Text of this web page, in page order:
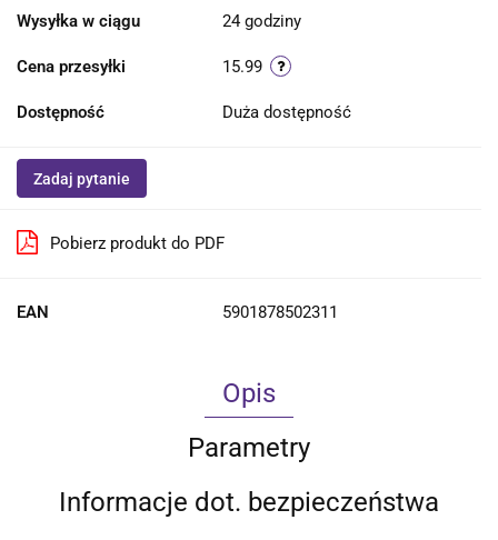
Wysyłka w ciągu 24 godziny
Cena przesyłki 15.99
Dostępność Duża dostępność
Zadaj pytanie
Pobierz produkt do PDF
EAN 5901878502311
Opis
Parametry
Informacje dot. bezpieczeństwa